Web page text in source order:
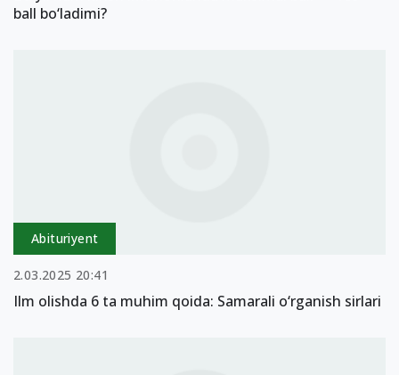
ball bo‘ladimi?
Abituriyent
2.03.2025 20:41
Ilm olishda 6 ta muhim qoida: Samarali o‘rganish sirlari